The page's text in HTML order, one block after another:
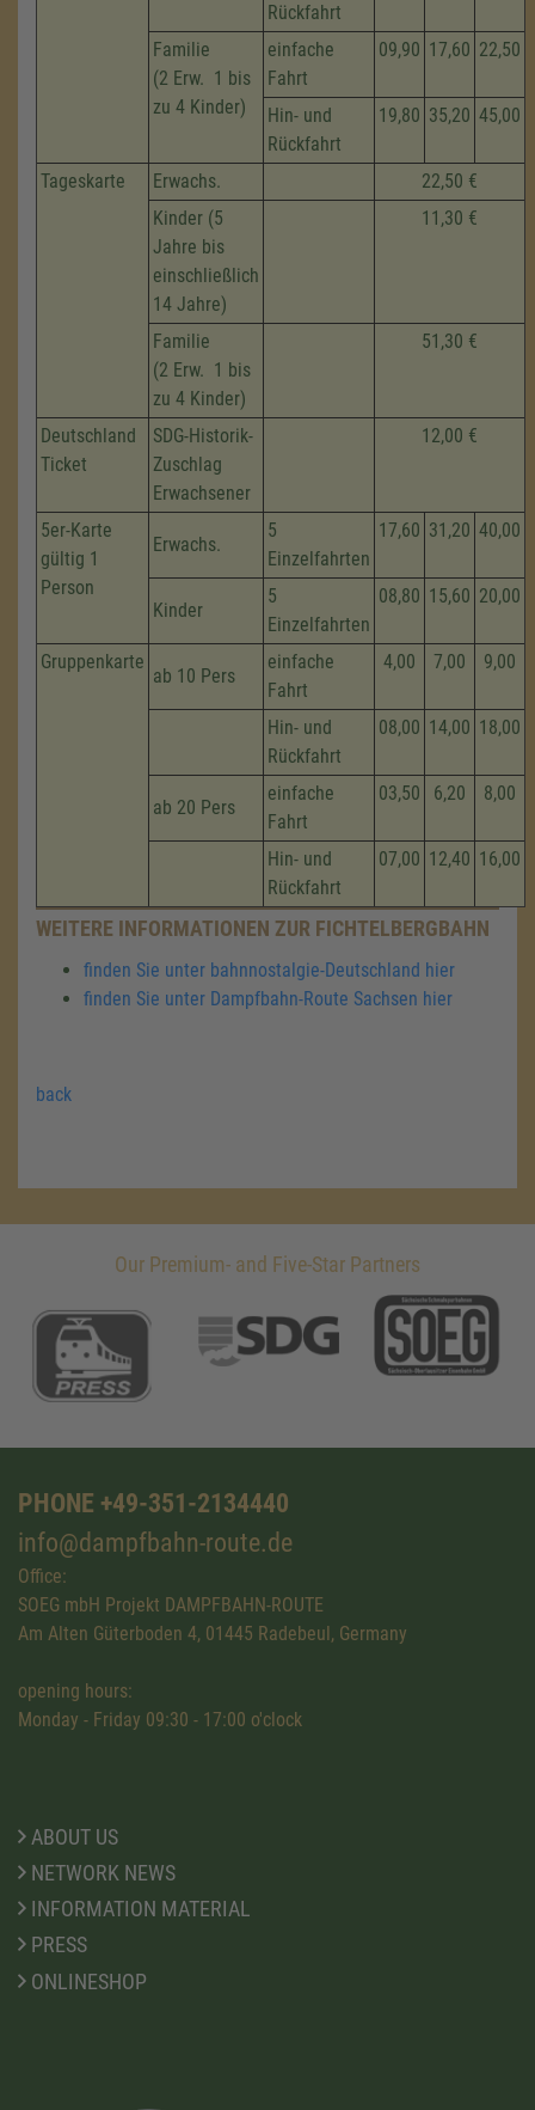
Rückfahrt
Familie
(2 Erw. 1 bis
zu 4 Kinder)
einfache
Fahrt
09,90 17,60 22,50
Hin- und
Rückfahrt
19,80 35,20 45,00
Tageskarte Erwachs.
22,50 €
Kinder (5
Jahre bis
einschließlich
14 Jahre)
11,30 €
Familie
(2 Erw. 1 bis
zu 4 Kinder)
51,30 €
Deutschland
Ticket
SDG-Historik-
Zuschlag
Erwachsener
12,00 €
5er-Karte
gültig 1
Person
Erwachs.
5
Einzelfahrten
17,60 31,20 40,00
Kinder
5
Einzelfahrten
08,80 15,60 20,00
Gruppenkarte
ab 10 Pers
einfache
Fahrt
4,00 7,00 9,00
Hin- und
Rückfahrt
08,00 14,00 18,00
ab 20 Pers
einfache
Fahrt
03,50 6,20 8,00
Hin- und
Rückfahrt
07,00 12,40 16,00
WEITERE INFORMATIONEN ZUR FICHTELBERGBAHN
finden Sie unter bahnnostalgie-Deutschland hier
finden Sie unter Dampfbahn-Route Sachsen hier
back
Our Premium- and Five-Star Partners
PHONE +49-351-2134440
info@dampfbahn-route.de
Office:
SOEG mbH Projekt DAMPFBAHN-ROUTE
Am Alten Güterboden 4, 01445 Radebeul, Germany
opening hours:
Monday - Friday 09:30 - 17:00 o'clock
ABOUT US
NETWORK NEWS
INFORMATION MATERIAL
PRESS
ONLINESHOP